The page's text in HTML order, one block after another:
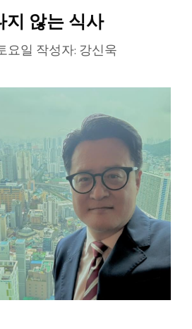
않는 식사
요일 작성자: 강신욱